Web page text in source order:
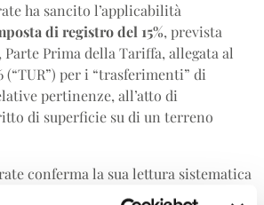
ha sancito l’applicabilità
di registro del 15%, prevista
Parte Prima della Tariffa, allegata al
(“TUR”) per i “trasferimenti” di
pertinenze, all’atto di
di superficie su di un terreno
conferma la sua lettura sistematica
parte I, allegata al TUR, secondo la